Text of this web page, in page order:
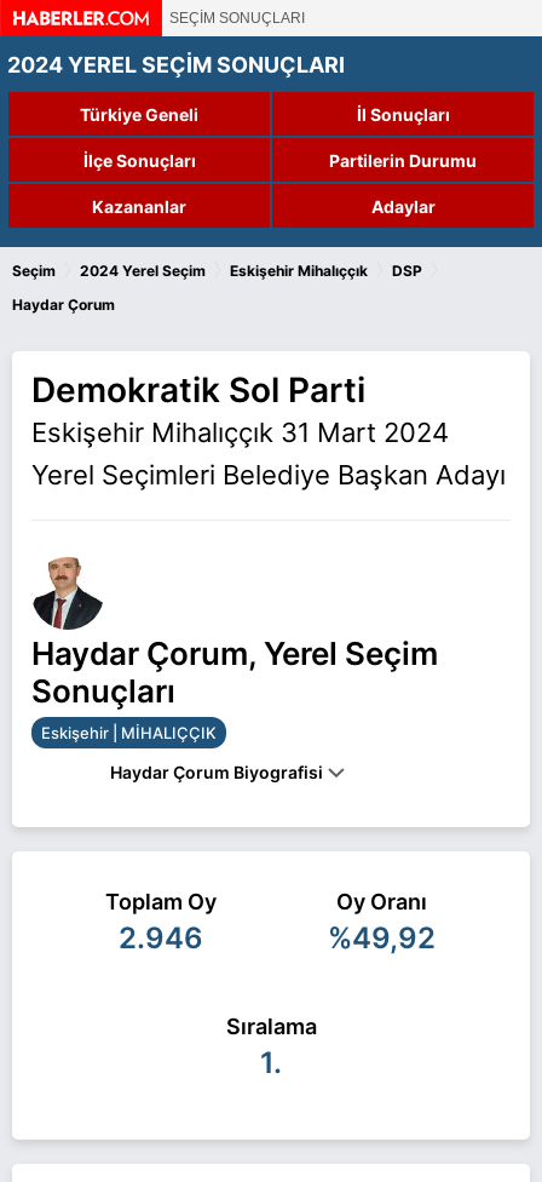
SEÇİM SONUÇLARI
2024 YEREL SEÇİM SONUÇLARI
Türkiye Geneli İl Sonuçları
İlçe Sonuçları Partilerin Durumu
Kazananlar Adaylar
Seçim 2024 Yerel Seçim Eskişehir Mihalıççık DSP
Haydar Çorum
Demokratik Sol Parti
Eskişehir Mihalıççık 31 Mart 2024
Yerel Seçimleri Belediye Başkan Adayı
Haydar Çorum, Yerel Seçim
Sonuçları
Eskişehir | MİHALIÇÇIK
Haydar Çorum Biyografisi
OSMANGAZI ÜNIVERSITESI MADEN
MÜHENDISLIĞI BÖLÜMÜ'NDE
TAMAMLADI.MEZUN OLDUKTAN SONRA
KOYUNAĞILI KÖMÜR İŞLETMESINDE MADEN
Haydar Çorum Eskişehir MİHALIÇÇIK belediye
başkan adayı olarak DSP ile 31 Mart 2024 yerel
ziyaret edin.
Toplam Oy
2.946
Oy Oranı
%49,92
Sıralama
1.